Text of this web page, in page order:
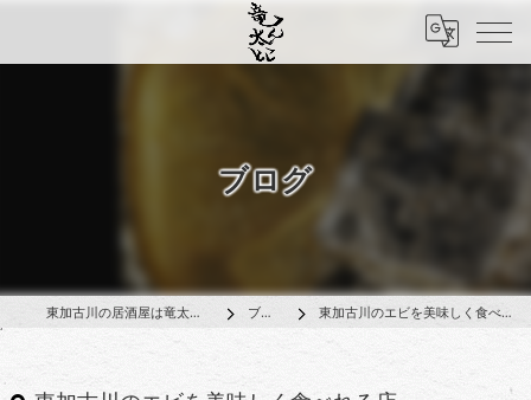
ブログ
東加古川の居酒屋は竜太んとこ ブログ 東加古川のエビを美味しく食べれる店